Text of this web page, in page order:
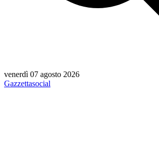
venerdì 07 agosto 2026
Gazzettasocial